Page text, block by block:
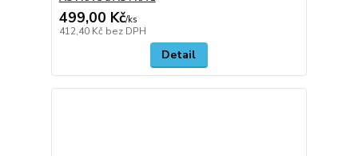
499,00 Kč/ks
412,40 Kč bez DPH
Detail